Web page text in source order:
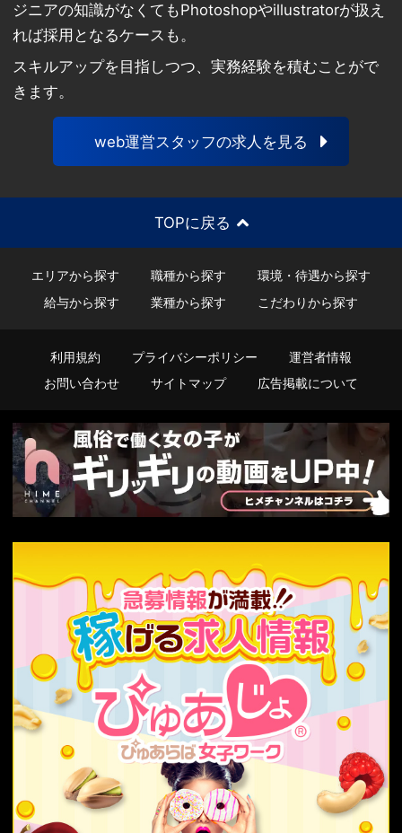
ジニアの知識がなくてもPhotoshopやillustratorが扱え
れば採用となるケースも。
スキルアップを目指しつつ、実務経験を積むことがで
きます。
web運営スタッフの求人を見る
TOPに戻る
エリアから探す 職種から探す
環境・待遇から探す
給与から探す
業種から探す こだわりから探す
利用規約 プライバシーポリシー
運営者情報
お問い合わせ
サイトマップ 広告掲載について